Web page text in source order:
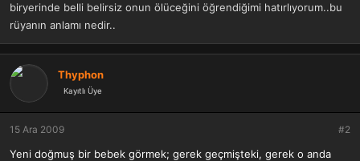
biryerinde belli belirsiz onun ölüceğini öğrendiğimi hatırlıyorum..bu
rüyanın anlamı nedir..
Thyphon
Kayıtlı Üye
15 Ara 2009 #2
Yeni doğmuş bir bebek görmek; gerek geçmişteki, gerek o anda